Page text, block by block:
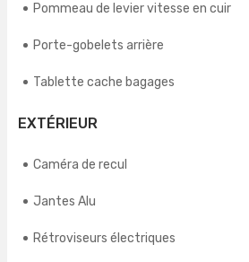
Pommeau de levier vitesse en cuir
Porte-gobelets arrière
Tablette cache bagages
EXTÉRIEUR
Caméra de recul
Jantes Alu
Rétroviseurs électriques